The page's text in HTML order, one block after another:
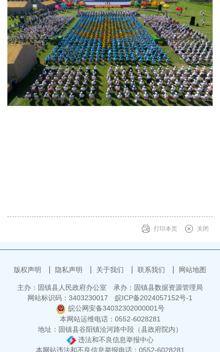
打印本页 关闭
版权声明 隐私声明 关于我们 联系我们 网站地图
主办：固镇县人民政府办公室
承办：固镇县数据资源管理局
网站标识码：3403230017
皖ICP备2024057152号-1
皖公网安备34032302000001号
本网站运维电话：0552-6028281
地址：固镇县谷阳镇浍河路中段（县政府院内）
违法和不良信息举报中心
本网站违法和不良信息举报电话：0552-6028281